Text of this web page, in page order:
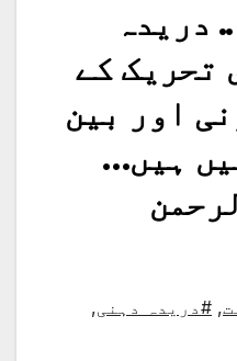
دریدہ
تحریک کے
اور بین
ہیں…
, #دریدہ دہنی,